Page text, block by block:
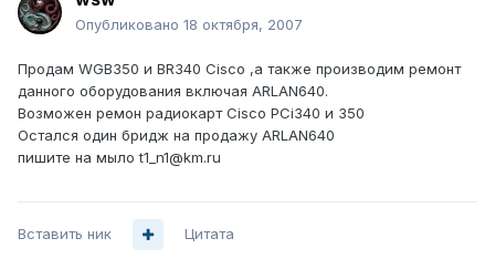
Опубликовано 18 октября, 2007
Продам WGB350 и BR340 Cisco ,а также производим ремонт
данного оборудования включая ARLAN640.
Возможен ремон радиокарт Cisco PCi340 и 350
Остался один бридж на продажу ARLAN640
пишите на мыло t1_n1@km.ru
Вставить ник Цитата